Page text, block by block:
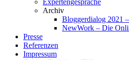
Expertengespräche
Archiv
Bloggerdialog 2021
NewWork – Die
Presse
Referenzen
Impressum